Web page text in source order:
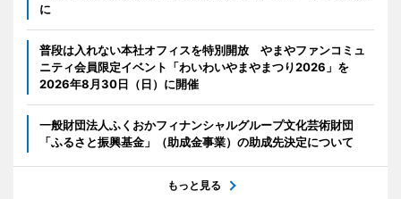
に
普段は入れない本社オフィスを特別開放 やまやファンコミュ
ニティ会員限定イベント「わいわいやまやまつり2026」を
2026年8月30日（日）に開催
一般財団法人ふくおかフィナンシャルグループ文化芸術財団
「ふるさと振興基金」（助成金事業）の助成先決定について
もっと見る